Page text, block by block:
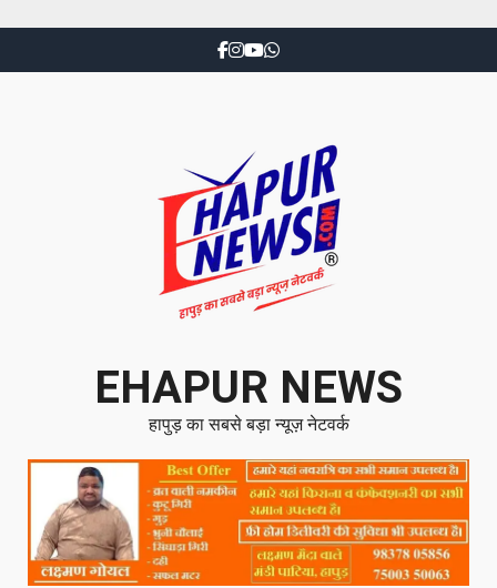
EHAPUR NEWS
हापुड़ का सबसे बड़ा न्यूज़ नेटवर्क